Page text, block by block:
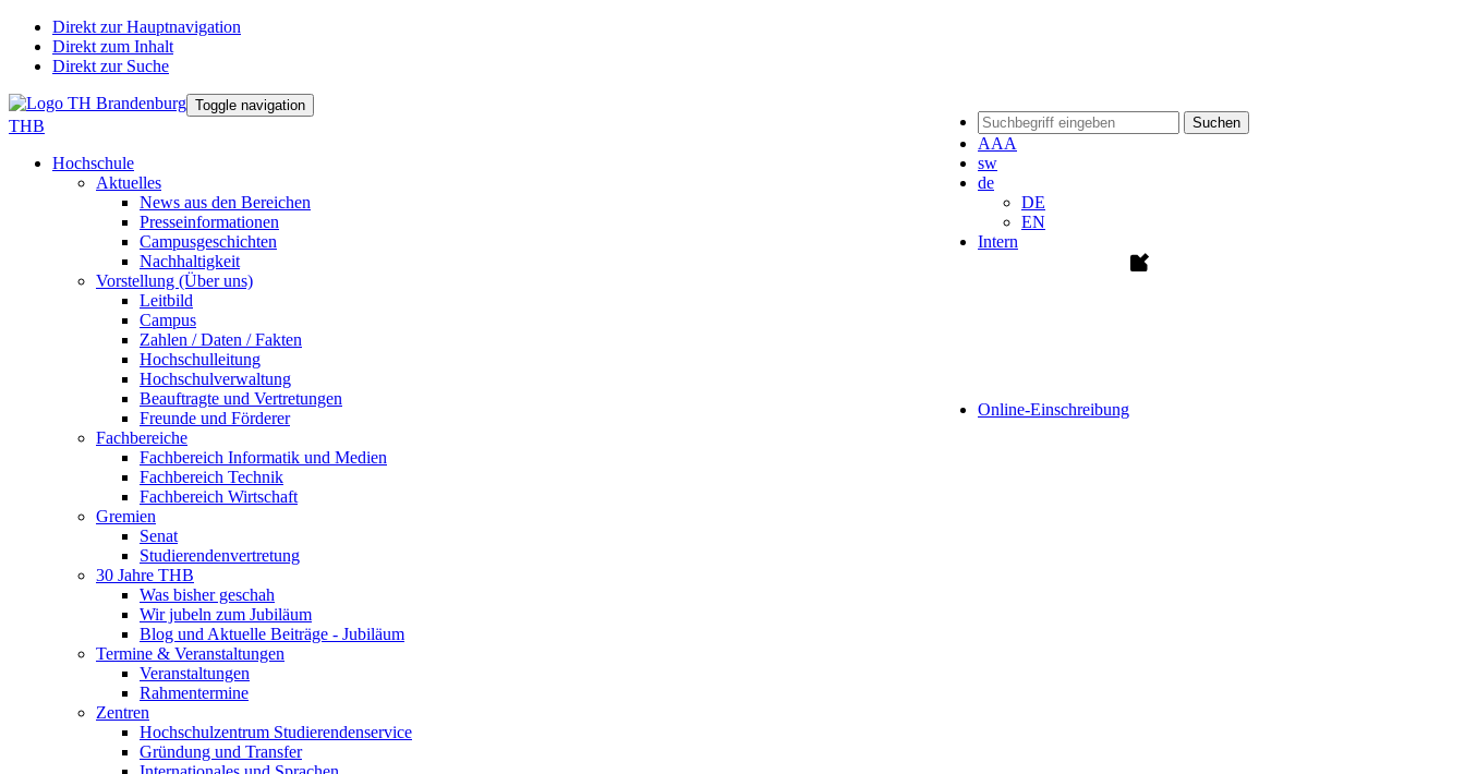
Direkt zur Hauptnavigation
Direkt zum Inhalt
Direkt zur Suche
Suchen
AAA
sw
de
DE
EN
Intern
Online-Einschreibung
Toggle navigation
THB
Hochschule
Aktuelles
News aus den Bereichen
Presseinformationen
Campusgeschichten
Nachhaltigkeit
Vorstellung (Über uns)
Leitbild
Campus
Zahlen / Daten / Fakten
Hochschulleitung
Hochschulverwaltung
Beauftragte und Vertretungen
Freunde und Förderer
Fachbereiche
Fachbereich Informatik und Medien
Fachbereich Technik
Fachbereich Wirtschaft
Gremien
Senat
Studierendenvertretung
30 Jahre THB
Was bisher geschah
Wir jubeln zum Jubiläum
Blog und Aktuelle Beiträge - Jubiläum
Termine & Veranstaltungen
Veranstaltungen
Rahmentermine
Zentren
Hochschulzentrum Studierendenservice
Gründung und Transfer